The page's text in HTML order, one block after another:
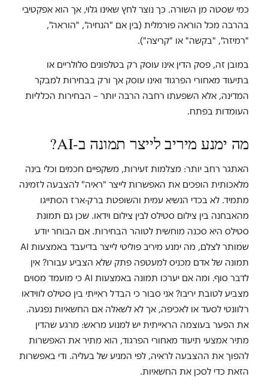
כמי שסטה מן השורה. כך נוצר לחץ שאינו גלוי, אך הוא אפקטיבי
בהרבה מכל הוראה פורמלית (בין אם "הנחיה", "הוראה",
"רמיזה", "בקשה" או "קריצה").
במובן זה, פסק הדין אינו עוסק רק בטלפונים סלולריים או
בתיעוד מאחורי הפרגוד ואינו עוסק אך ורק בבחירות למבקר
המדינה, אלא השפעתו רחבה הרבה יותר – הבחירות הכלליות
העומדות בפתח.
מה ימנע מיריב לייצר תמונה ב-AI?
האתגר רחב יותר: מצלמות זעירות, משקפיים חכמים וכלי בינה
מלאכותית הופכים את האפשרות לייצר "ראיה" להצבעה לזמינה
מתמיד. לא בכדי הנשיא עמית והשופטת ברק-ארז הסתייגו
מהאבחנה בין צילום סטילס לבין צילום וידאו. שכן גם תמונת
סטילס היא סכנה מוחשית לטוהר הבחירות. אם הבוחר יודע
שמותר לצלם, מה ימנע מיריב פוליטי לייצר בדיעבד באמצעות AI
תמונה של אדם מכניס למעטפה פתק שלא הצביע עבורו? אין
לדבר סוף. ומה אם יערכו תמונה באמצעות AI כי מועמד מסוים
מצביע לטובת יריבו? אני סבור כי הבדל ראייתי בין סטילס לווידאו
רלוונטי לסעד או לאכיפה, אך לא לשאלה אם החשאיות נפגעה.
את הפער בעוצמה הראייתית יש למנוע מראש: מרגע שהדין
מתיר אמצעי תיעוד מאחורי הפרגוד, הוא מתיר את האפשרות
להפוך את ההצבעה לראיה, לפי המניע של בעליה. ודי באפשרות
הזאת כדי לסכן את החשאיות.